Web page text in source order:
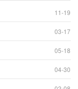
11-19
03-17
05-18
04-30